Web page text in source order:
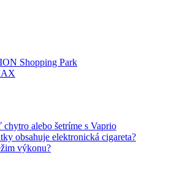
Shopping Park
alebo šetríme s Vaprio
obsahuje elektronická cigareta?
výkonu?